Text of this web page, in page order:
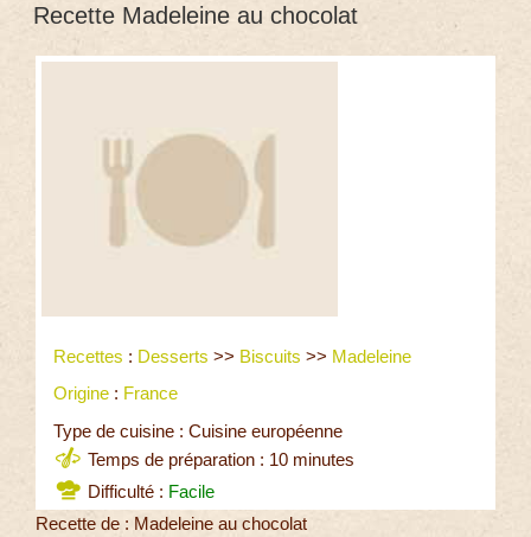
Recette Madeleine au chocolat
Recettes : Desserts >> Biscuits >> Madeleine
Origine : France
Type de cuisine : Cuisine européenne
Temps de préparation : 10 minutes
Difficulté : Facile
Recette de : Madeleine au chocolat